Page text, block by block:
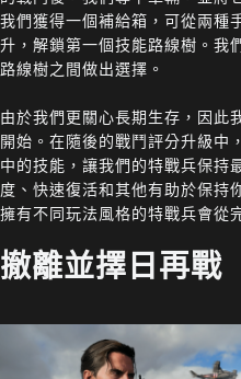
我們獲得一個補給箱，可從兩種
升，解鎖第一個技能路線樹。我
路線樹之間做出選擇。
由於我們更關心長期生存，因此
開始。在隨後的戰鬥評分升級中
中的技能，讓我們的特戰兵保持
度、快速復活和其他有助於保持
擁有不同玩法風格的特戰兵會從
撤離並擇日再戰